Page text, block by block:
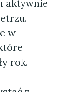
aktywnie
w
rok.